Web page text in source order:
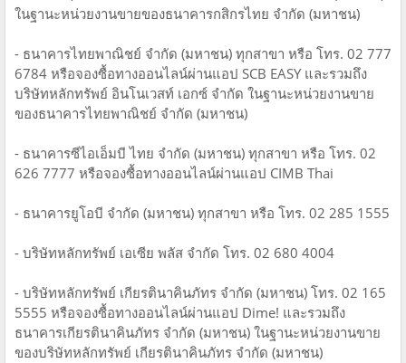
ในฐานะหน่วยงานขายของธนาคารกสิกรไทย จำกัด (มหาชน)
- ธนาคารไทยพาณิชย์ จำกัด (มหาชน) ทุกสาขา หรือ โทร. 02 777
6784 หรือจองซื้อทางออนไลน์ผ่านแอป SCB EASY และรวมถึง
บริษัทหลักทรัพย์ อินโนเวสท์ เอกซ์ จำกัด ในฐานะหน่วยงานขาย
ของธนาคารไทยพาณิชย์ จำกัด (มหาชน)
- ธนาคารซีไอเอ็มบี ไทย จำกัด (มหาชน) ทุกสาขา หรือ โทร. 02
626 7777 หรือจองซื้อทางออนไลน์ผ่านแอป CIMB Thai
- ธนาคารยูโอบี จำกัด (มหาชน) ทุกสาขา หรือ โทร. 02 285 1555
- บริษัทหลักทรัพย์ เอเซีย พลัส จำกัด โทร. 02 680 4004
- บริษัทหลักทรัพย์ เกียรตินาคินภัทร จำกัด (มหาชน) โทร. 02 165
5555 หรือจองซื้อทางออนไลน์ผ่านแอป Dime! และรวมถึง
ธนาคารเกียรตินาคินภัทร จำกัด (มหาชน) ในฐานะหน่วยงานขาย
ของบริษัทหลักทรัพย์ เกียรตินาคินภัทร จำกัด (มหาชน)